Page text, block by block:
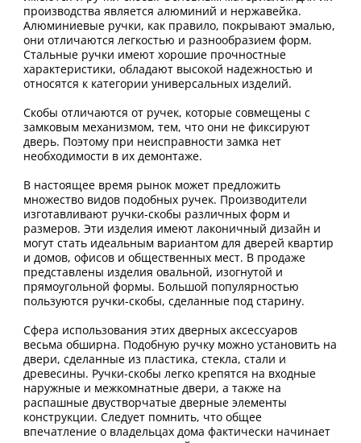
производства является алюминий и нержавейка.
Алюминиевые ручки, как правило, покрывают эмалью,
они отличаются легкостью и разнообразием форм.
Стальные ручки имеют хорошие прочностные
характеристики, обладают высокой надежностью и
относятся к категории универсальных изделий.
Скобы отличаются от ручек, которые совмещены с
замковым механизмом, тем, что они не фиксируют
дверь. Поэтому при неисправности замка нет
необходимости в их демонтаже.
В настоящее время рынок может предложить
множество видов подобных ручек. Производители
изготавливают ручки-скобы различных форм и
размеров. Эти изделия имеют лаконичный дизайн и
могут стать идеальным вариантом для дверей квартир
и домов, офисов и общественных мест. В продаже
представлены изделия овальной, изогнутой и
прямоугольной формы. Большой популярностью
пользуются ручки-скобы, сделанные под старину.
Сфера использования этих дверных аксессуаров
весьма обширна. Подобную ручку можно установить на
двери, сделанные из пластика, стекла, стали и
древесины. Ручки-скобы легко крепятся на входные
наружные и межкомнатные двери, а также на
распашные двустворчатые дверные элементы
конструкции. Следует помнить, что общее
впечатление о владельцах дома фактически начинает